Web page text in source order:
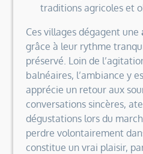
traditions agricoles et
Ces villages dégagent une
grâce à leur rythme
préservé. Loin de
balnéaires, l’ambiance y
apprécie un retour aux
conversations sincères,
dégustations lors du
perdre volontairement
constitue un vrai plaisir,